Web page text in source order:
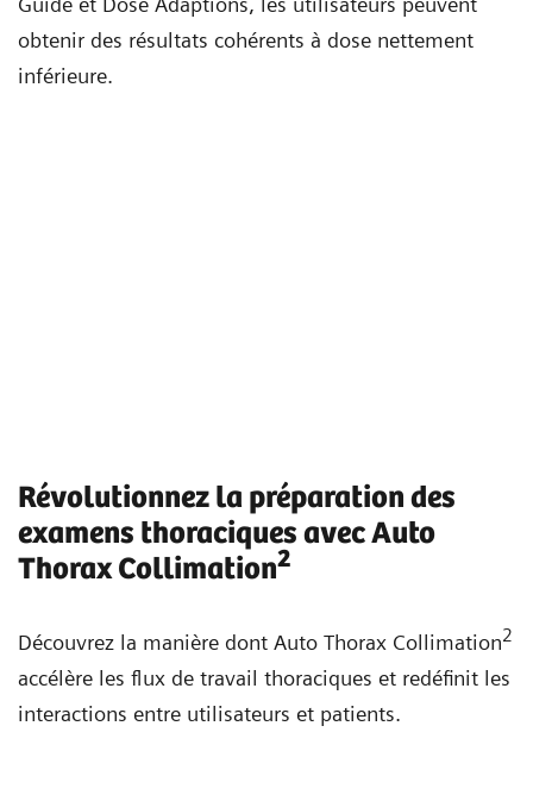
obtenir des résultats cohérents à dose nettement
inférieure.
Révolutionnez la préparation des
examens thoraciques avec Auto
Thorax Collimation2
Découvrez la manière dont Auto Thorax Collimation2
accélère les flux de travail thoraciques et redéfinit les
interactions entre utilisateurs et patients.